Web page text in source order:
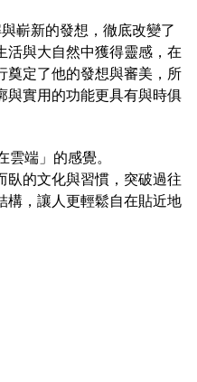
嶄新的發想，徹底改變了
活與大自然中獲得靈感，在
奠定了他的發想與審美，所
與實用的功能更具有與時俱
端」的感覺。
臥的文化與習慣，突破過往
構，讓人更輕鬆自在貼近地